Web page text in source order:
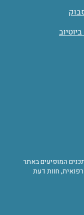
המופיעים באתר
חוות דעת